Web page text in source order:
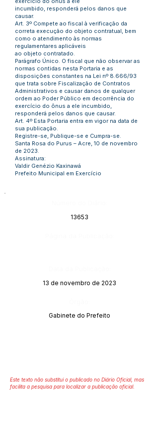
incumbido, responderá pelos danos que
causar.
Art. 3º Compete ao fiscal à verificação da
correta execução do objeto contratual, bem
como o atendimento às normas
regulamentares aplicáveis
ao objeto contratado.
Parágrafo Único. O fiscal que não observar as
normas contidas nesta Portaria e as
disposições constantes na Lei nº 8.666/93
que trata sobre Fiscalização de Contratos
Administrativos e causar danos de qualquer
ordem ao Poder Público em decorrência do
exercício do ônus a ele incumbido,
responderá pelos danos que causar.
Art. 4º Esta Portaria entra em vigor na data de
sua publicação.
Registre-se, Publique-se e Cumpra-se.
Santa Rosa do Purus – Acre, 10 de novembro
de 2023.
Assinatura:
Valdir Genézio Kaxinawá
Prefeito Municipal em Exercício
13653
13 de novembro de 2023
Gabinete do Prefeito
Este texto não substitui o publicado no Diário Oficial, mas
facilita a pesquisa para localizar a publicação oficial.